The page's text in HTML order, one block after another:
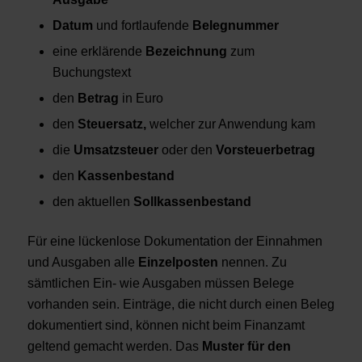
Datum und fortlaufende Belegnummer
eine erklärende Bezeichnung zum
Buchungstext
den Betrag in Euro
den Steuersatz,welcher zur Anwendung kam
die Umsatzsteueroder den Vorsteuerbetrag
den Kassenbestand
den aktuellen Sollkassenbestand
Für eine lückenlose Dokumentation der Einnahmen
und Ausgaben alle Einzelposten nennen. Zu
sämtlichen Ein- wie Ausgaben müssen Belege
vorhanden sein. Einträge, die nicht durch einen Beleg
dokumentiert sind, können nicht beim Finanzamt
geltend gemacht werden. Das Muster für den